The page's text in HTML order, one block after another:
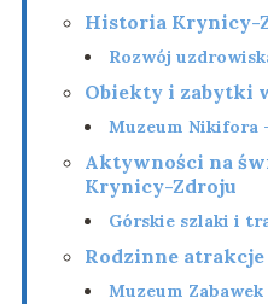
Historia Krynicy-
Rozwój
Obiekty i zabytki
Muzeum Nikifora
Aktywności na
Krynicy-Zdroju
Górskie szlaki i
Rodzinne
Muzeum